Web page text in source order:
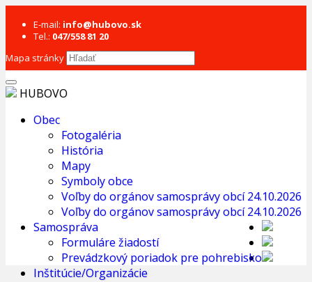
E-mail: info@hubovo.sk
Tel.: 047/558 81 20
Mapa stránky
HUBOVO
Obec
Fotogaléria
História
Mapy
Symboly obce
Voľby do orgánov samosprávy obcí 24.10.2026
Voľby do orgánov samosprávy obcí 24.10.2026
Samospráva
Formuláre žiadostí
Prevádzkový poriadok pre pohrebisko
Inštitúcie/Organizácie